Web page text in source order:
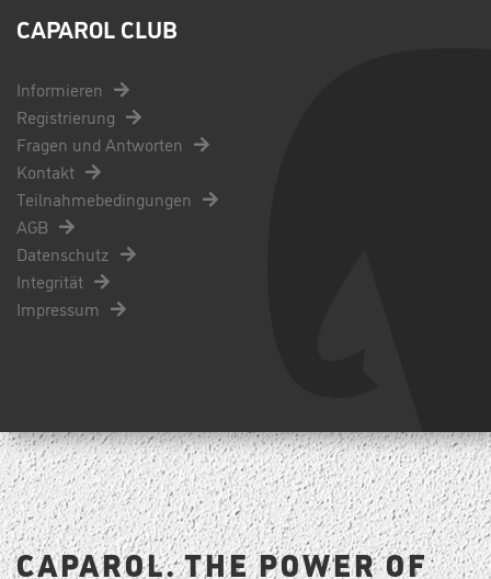
CAPAROL CLUB
Informieren
Registrierung
Fragen und Antworten
Kontakt
Teilnahmebedingungen
AGB
Datenschutz
Integrität
Impressum
CAPAROL. THE POWER OF